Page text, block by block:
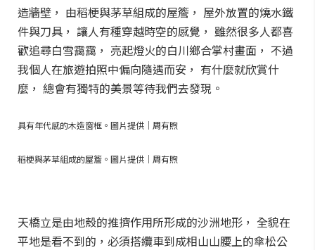
造牆壁， 由稻梗與茅草組成的屋簷， 屋外放置的燒水鐵
件與刀具， 讓人有種穿越時空的感覺， 雖然很多人都喜
歡追尋白雪靄靄， 亮起燈火的白川鄉合掌村畫面， 不過
我個人在旅遊拍照中偏向隨遇而安， 有什麼就欣賞什
麼， 總會有獨特的美景等待我們去發現。
具有年代感的木造窗框。圖片提供｜周有煦
稻梗與茅草組成的屋簷。圖片提供｜周有煦
天橋立是由地殼的推擠作用所形成的沙洲地形， 全貌在
平地是看不到的，必須搭纜車到成相山山腰上的傘松公